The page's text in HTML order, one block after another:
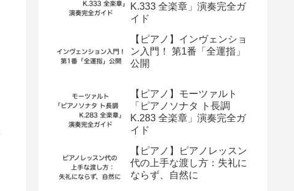
K.333 全楽章」演奏完全ガ
イド
【ピアノ】インヴェンショ
ン入門！ 第1番「全運指」
公開
【ピアノ】モーツァルト
「ピアノソナタ ト長調
K.283 全楽章」演奏完全ガ
イド
【ピアノ】ピアノレッスン
代の上手な渡し方：失礼に
ならず、自然に